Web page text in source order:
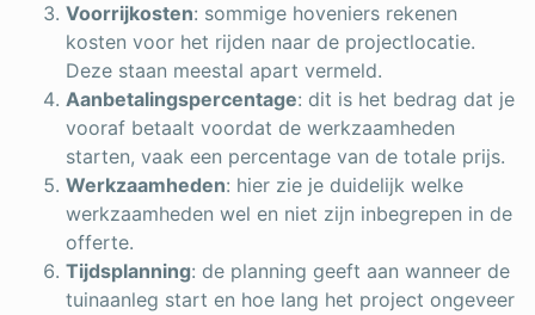
Voorrijkosten: sommige hoveniers rekenen
kosten voor het rijden naar de projectlocatie.
Deze staan meestal apart vermeld.
Aanbetalingspercentage: dit is het bedrag dat je
vooraf betaalt voordat de werkzaamheden
starten, vaak een percentage van de totale prijs.
Werkzaamheden: hier zie je duidelijk welke
werkzaamheden wel en niet zijn inbegrepen in de
offerte.
Tijdsplanning: de planning geeft aan wanneer de
tuinaanleg start en hoe lang het project ongeveer